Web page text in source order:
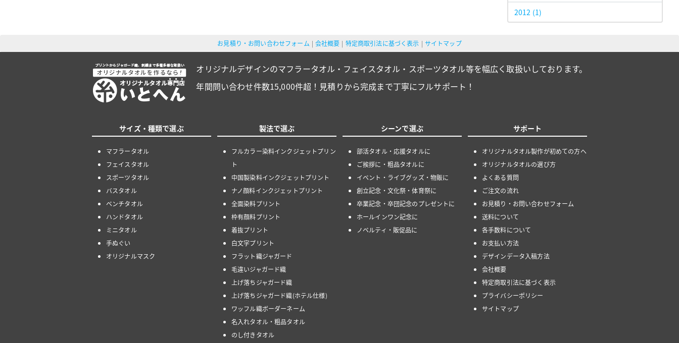
2012 (1)
お見積り・お問い合わせフォーム 会社概要 特定商取引法に基づく表示 サイトマップ
オリジナルデザインのマフラータオル・フェイスタオル・スポーツタオル等を幅広く取扱いしております。
年間問い合わせ件数15,000件超！見積りから完成まで丁寧にフルサポート！
サイズ・種類で選ぶ
マフラータオル
フェイスタオル
スポーツタオル
バスタオル
ベンチタオル
ハンドタオル
ミニタオル
手ぬぐい
オリジナルマスク
製法で選ぶ
フルカラー染料インクジェットプリン
ト
中国製染料インクジェットプリント
ナノ顔料インクジェットプリント
全面染料プリント
枠有顔料プリント
着抜プリント
白文字プリント
フラット織ジャガード
毛違いジャガード織
上げ落ちジャガード織
上げ落ちジャガード織(ホテル仕様)
ワッフル織ボーダーネーム
名入れタオル・粗品タオル
のし付きタオル
シーンで選ぶ
部活タオル・応援タオルに
ご挨拶に・粗品タオルに
イベント・ライブグッズ・物販に
創立記念・文化祭・体育祭に
卒業記念・卒団記念のプレゼントに
ホールインワン記念に
ノベルティ・販促品に
サポート
オリジナルタオル製作が初めての方へ
オリジナルタオルの選び方
よくある質問
ご注文の流れ
お見積り・お問い合わせフォーム
送料について
各手数料について
お支払い方法
デザインデータ入稿方法
会社概要
特定商取引法に基づく表示
プライバシーポリシー
サイトマップ